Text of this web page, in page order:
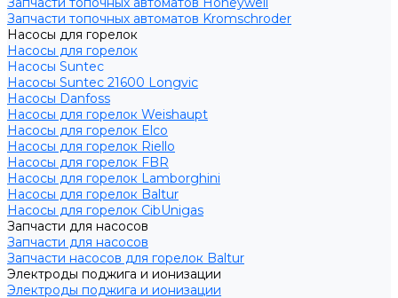
Запчасти топочных автоматов Kromschroder
Насосы для горелок
Насосы для горелок
Насосы Suntec
Насосы Suntec 21600 Longvic
Насосы Danfoss
Насосы для горелок Weishaupt
Насосы для горелок Elco
Насосы для горелок Riello
Насосы для горелок FBR
Насосы для горелок Lamborghini
Насосы для горелок Baltur
Насосы для горелок CibUnigas
Запчасти для насосов
Запчасти для насосов
Запчасти насосов для горелок Baltur
Электроды поджига и ионизации
Электроды поджига и ионизации